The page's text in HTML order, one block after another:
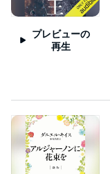
プレビューの
再生